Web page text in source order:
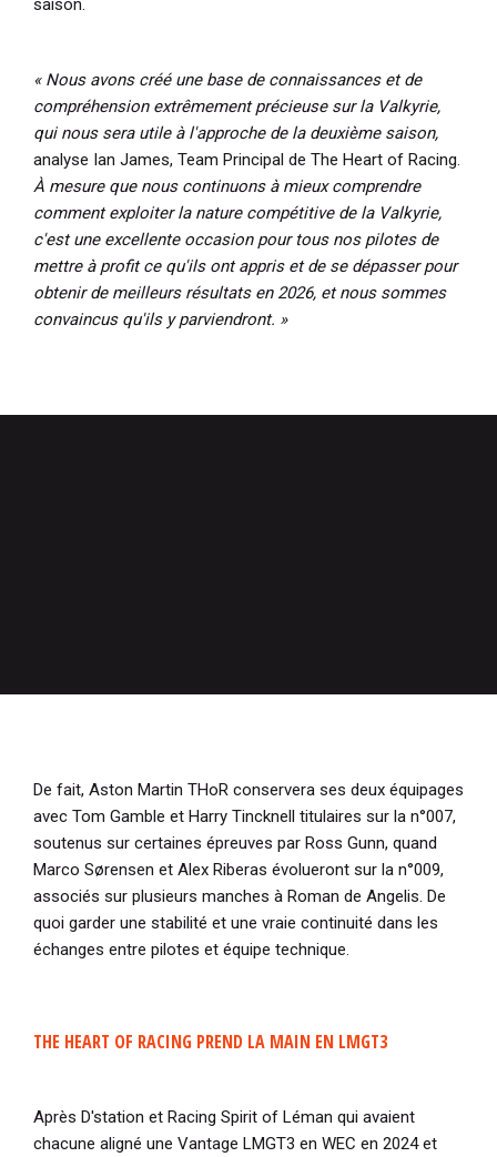
saison.
« Nous avons créé une base de connaissances et de
compréhension extrêmement précieuse sur la Valkyrie,
qui nous sera utile à l'approche de la deuxième saison,
analyse Ian James, Team Principal de The Heart of Racing.
À mesure que nous continuons à mieux comprendre
comment exploiter la nature compétitive de la Valkyrie,
c'est une excellente occasion pour tous nos pilotes de
mettre à profit ce qu'ils ont appris et de se dépasser pour
obtenir de meilleurs résultats en 2026, et nous sommes
convaincus qu'ils y parviendront. »
De fait, Aston Martin THoR conservera ses deux équipages
avec Tom Gamble et Harry Tincknell titulaires sur la n°007,
soutenus sur certaines épreuves par Ross Gunn, quand
Marco Sørensen et Alex Riberas évolueront sur la n°009,
associés sur plusieurs manches à Roman de Angelis. De
quoi garder une stabilité et une vraie continuité dans les
échanges entre pilotes et équipe technique.
THE HEART OF RACING PREND LA MAIN EN LMGT3
Après D'station et Racing Spirit of Léman qui avaient
chacune aligné une Vantage LMGT3 en WEC en 2024 et